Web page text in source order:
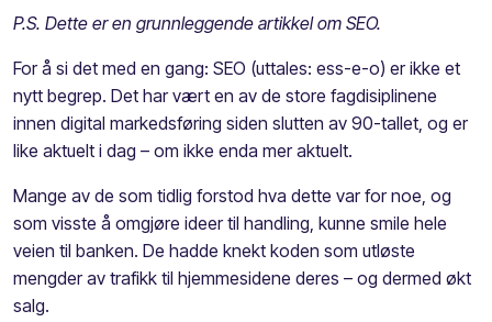
P.S. Dette er en grunnleggende artikkel om SEO.
For å si det med en gang: SEO (uttales: ess-e-o) er ikke et
nytt begrep. Det har vært en av de store fagdisiplinene
innen digital markedsføring siden slutten av 90-tallet, og er
like aktuelt i dag – om ikke enda mer aktuelt.
Mange av de som tidlig forstod hva dette var for noe, og
som visste å omgjøre ideer til handling, kunne smile hele
veien til banken. De hadde knekt koden som utløste
mengder av trafikk til hjemmesidene deres – og dermed økt
salg.